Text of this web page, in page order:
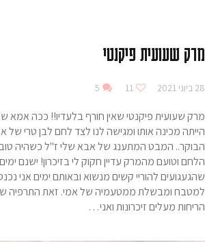
מרק שעועית פיקנטי
28 ביוני 2021 11
5
מרק שעועית פיקנטי שאין חורף בלעדיו!! ככה אמא
הייתה מכינה אותו ומגישה לנו לצד לחם לבן טרי של
הבוקר.. המבט המתענג של אבא שלי ז"ל כשהיה
הלחם וטועם מהמרק עדיין חקוק לי בזיכרון! ישנם ימים
שהגעגועים להוריי קשים מנשוא ובאותם ימים אני
למטבח ומבשלת ממטעמיה של אמי. זאת התרפיה
הריחות מעלים זיכרונות ואני…